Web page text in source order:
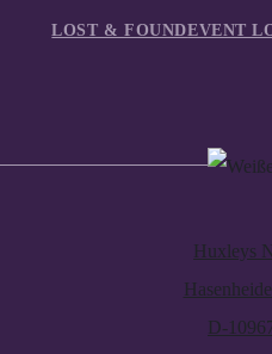
LOST & FOUNDEVENT
Huxleys
D-